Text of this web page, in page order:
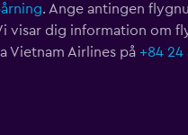
. Ange antingen
visar dig information om
Vietnam Airlines på +84 24